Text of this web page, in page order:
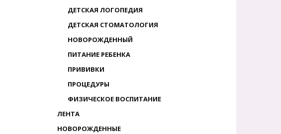
ДЕТСКАЯ ЛОГОПЕДИЯ
ДЕТСКАЯ СТОМАТОЛОГИЯ
НОВОРОЖДЕННЫЙ
ПИТАНИЕ РЕБЕНКА
ПРИВИВКИ
ПРОЦЕДУРЫ
ФИЗИЧЕСКОЕ ВОСПИТАНИЕ
ЛЕНТА
НОВОРОЖДЕННЫЕ